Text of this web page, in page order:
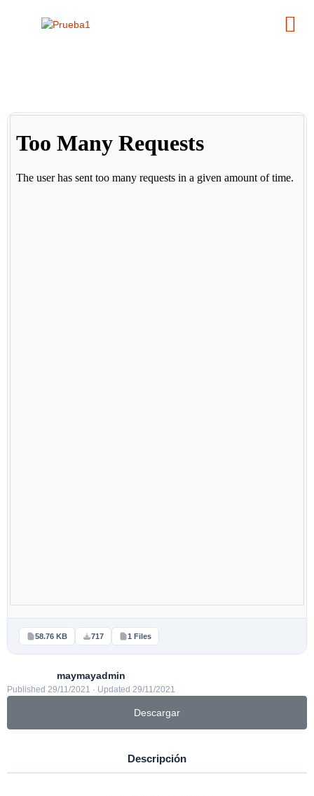
58.76 KB 717 1 Files
maymayadmin
Published 29/11/2021 · Updated 29/11/2021
Descargar
Descripción